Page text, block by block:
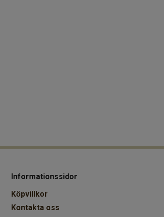
Informationssidor
Köpvillkor
Kontakta oss